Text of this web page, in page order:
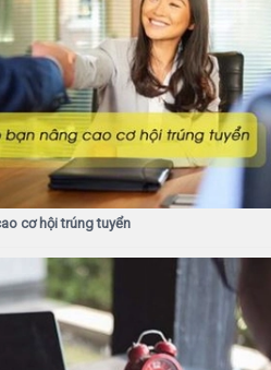
cơ hội trúng tuyển